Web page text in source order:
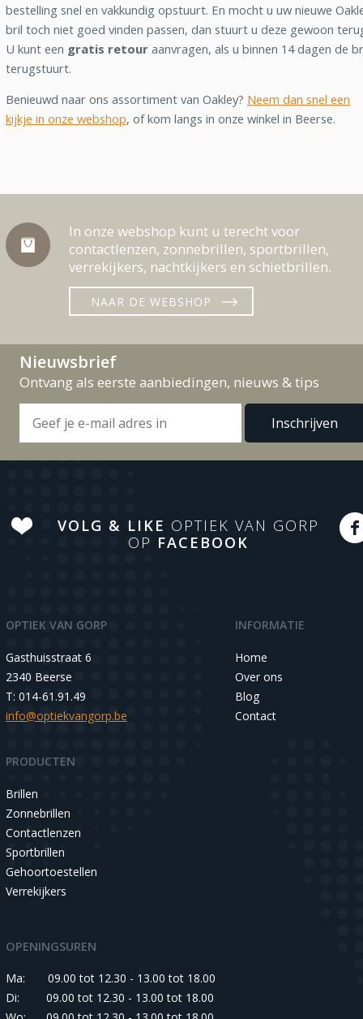
bestelling snel en vakkundig opstuurt. En mocht u uw nieuwe
bril toch niet goed vinden passen, dan stuurt u deze gewoon
U kunt een gratis retour aanvragen, als u binnen 14 dagen de
terugstuurt.
Benieuwd naar ons assortiment van Oakley? Neem dan snel een
kijkje in onze webshop, of kom langs in onze winkel in Beerse.
In onze webshop kunt u terecht voor
contactlenzen, zonnebrillen, sportbrillen,
verrekijkers, nachtkijkers en schietbrillen.
NAAR DE WEBSHOP
Nieuwsbrief
Ontvang als eerste aanbiedingen, nieuws & tips
VOLG & LIKE OPTIEK VAN GORP
OP FACEBOOK
OPTIEK VAN GORP
Gasthuisstraat 6
2340 Beerse
T: 014-61.91.49
info@optiekvangorp.be
INFORMATIE
Home
Over ons
Blog
Contact
PRODUCTEN
Brillen
Zonnebrillen
Contactlenzen
Sportbrillen
Gehoortoestellen
Verrekijkers
OPENINGSUREN
Ma:
09.00 tot 12.30 - 13.00 tot 18.00
Di:
09.00 tot 12.30 - 13.00 tot 18.00